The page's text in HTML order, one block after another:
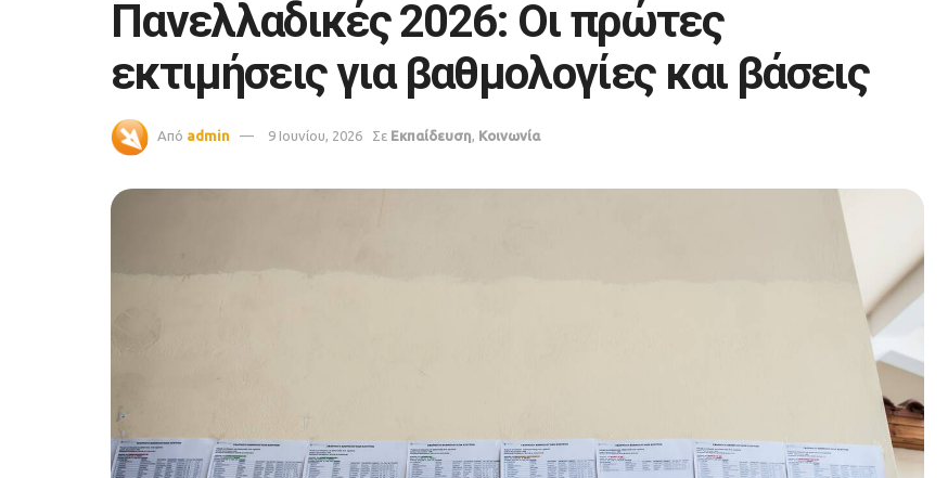
Πανελλαδικές 2026: Οι πρώτες
εκτιμήσεις για βαθμολογίες και βάσεις
Από admin 9 Ιουνίου, 2026 Σε Εκπαίδευση Κοινωνία